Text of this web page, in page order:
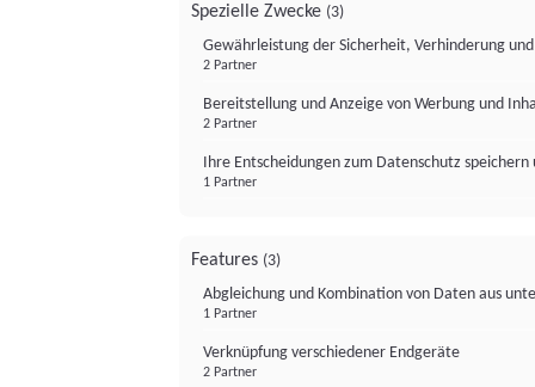
Spezielle Zwecke (3)
Gewährleistung der Sicherheit, Verhinderung
2 Partner
Bereitstellung und Anzeige von Werbung und
2 Partner
Ihre Entscheidungen zum Datenschutz
1 Partner
Features (3)
Abgleichung und Kombination von Daten aus
1 Partner
Verknüpfung verschiedener Endgeräte
2 Partner